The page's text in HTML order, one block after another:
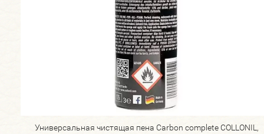
Универсальная чистящая пена Carbon complete COLLONIL,